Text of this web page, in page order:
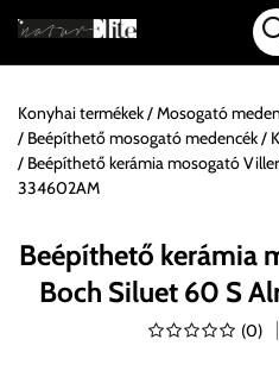
Konyhai termékek
Mosogató
Beépíthető mosogató medencék
Beépíthető kerámia mosogató
334602AM
Beépíthető kerámia
Boch Siluet 60 S
(0)